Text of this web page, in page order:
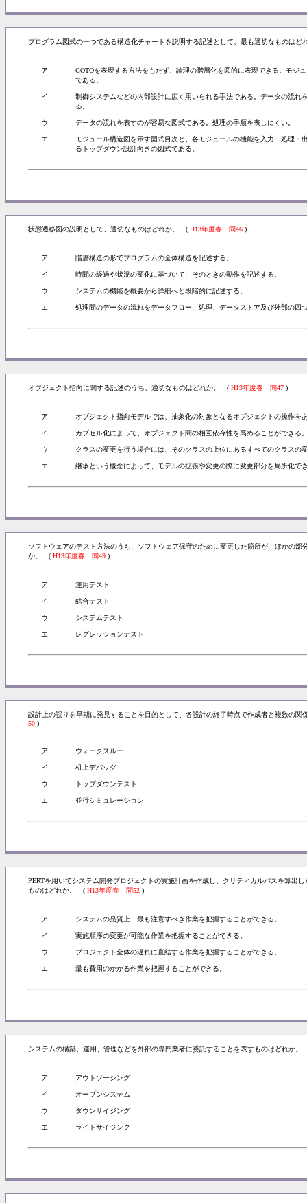
プログラム図式の一つである構造化チャートを説明する記述として、最も適切なものは
ア
GOTOを表現する方法をもたず、論理の階層化を図的に表現できる。モジ
である。
イ
制御システムなどの内部設計に広く用いられる手法である。データの流れ
る。
ウ データの流れを表すのが容易な図式である。処理の手順を表しにくい。
エ
モジュール構造図を示す図式目次と、各モジュールの機能を入力・処理・
るトップダウン設計向きの図式である。
状態遷移図の説明として、適切なものはどれか。 ( H13年度春 問46 )
ア 階層構造の形でプログラムの全体構造を記述する。
イ 時間の経過や状況の変化に基づいて、そのときの動作を記述する。
ウ システムの機能を概要から詳細へと段階的に記述する。
エ 処理間のデータの流れをデータフロー、処理、データストア及び外部の四
オブジェクト指向に関する記述のうち、適切なものはどれか。 ( H13年度春 問47 )
ア オブジェクト指向モデルでは、抽象化の対象となるオブジェクトの操作を
イ カプセル化によって、オブジェクト間の相互依存性を高めることができる
ウ クラスの変更を行う場合には、そのクラスの上位にあるすべてのクラスの
エ 継承という概念によって、モデルの拡張や変更の際に変更部分を局所化で
ソフトウェアのテスト方法のうち、ソフトウェア保守のために変更した箇所が、ほかの
か。 ( H13年度春 問49 )
ア 運用テスト
イ 結合テスト
ウ システムテスト
エ レグレッションテスト
設計上の誤りを早期に発見することを目的として、各設計の終了時点で作成者と複数の
50 )
ア ウォークスルー
イ 机上デバッグ
ウ トップダウンテスト
エ 並行シミュレーション
PERTを用いてシステム開発プロジェクトの実施計画を作成し、クリティカルパスを算出
ものはどれか。 ( H13年度春 問52 )
ア システムの品質上、最も注意すべき作業を把握することができる。
イ 実施順序の変更が可能な作業を把握することができる。
ウ プロジェクト全体の遅れに直結する作業を把握することができる。
エ 最も費用のかかる作業を把握することができる。
システムの構築、運用、管理などを外部の専門業者に委託することを表すものはどれか
ア アウトソーシング
イ オープンシステム
ウ ダウンサイジング
エ ライトサイジング